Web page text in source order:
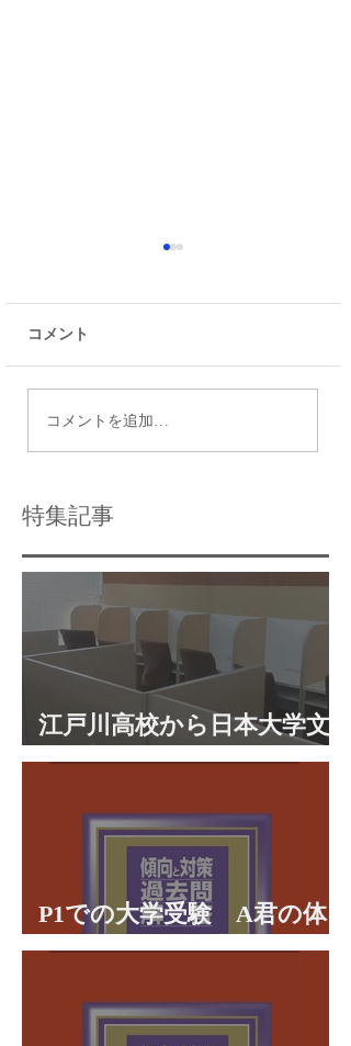
【合格体験談】篠崎第
る逆転合格
コメント
コメントを追加…
特集記事
江戸川高校から日本大学文
理学部に合格 合格体験談
P1での大学受験 A君の体
験談パート２